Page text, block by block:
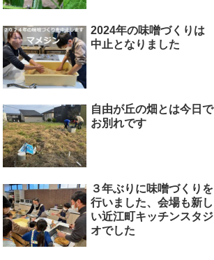
2024年の味噌づくりは
中止となりました
自由が丘の畑とは今日で
お別れです
３年ぶりに味噌づくりを
行いました、会場も新し
い近江町キッチンスタジ
オでした